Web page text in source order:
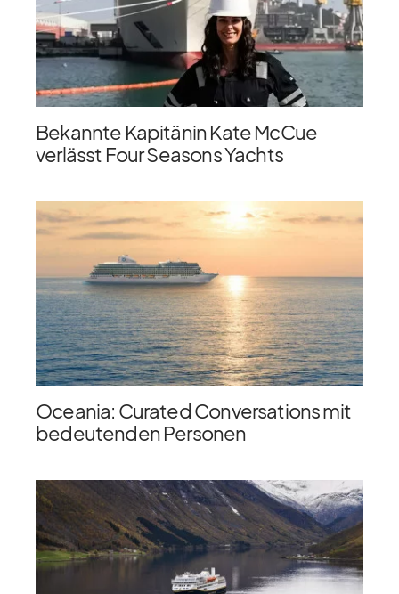
Bekannte Kapitänin Kate McCue
verlässt Four Seasons Yachts
Oceania: Curated Conversations mit
bedeutenden Personen